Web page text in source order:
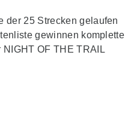
der 25 Strecken gelaufen
gewinnen komplette
OF THE TRAIL